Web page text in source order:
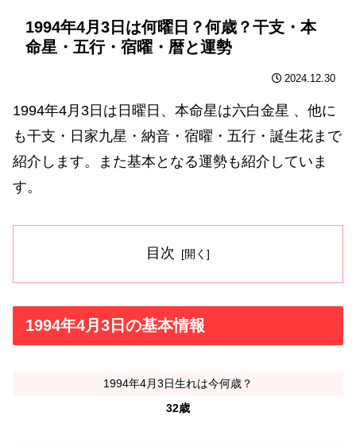
1994年4月3日は何曜日？何歳？干支・本
命星・五行・宿曜・暦と運勢
2024.12.30
1994年4月3日は日曜日、本命星は六白金星 、他に
も干支・日家九星・納音・宿曜・五行・誕生花まで
紹介します。また基本となる運勢も紹介していま
す。
目次
1994年4月3日の基本情報
1994年4月3日生れは今何歳？
32歳